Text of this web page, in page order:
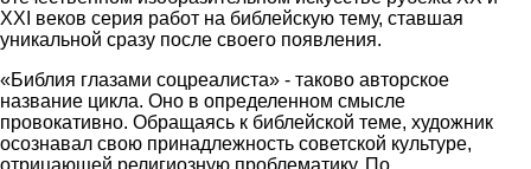
XXI веков серия работ на библейскую тему, ставшая
уникальной сразу после своего появления.
«Библия глазами соцреалиста» - таково авторское
название цикла. Оно в определенном смысле
провокативно. Обращаясь к библейской теме, художник
осознавал свою принадлежность советской культуре,
отрицающей религиозную проблематику. По